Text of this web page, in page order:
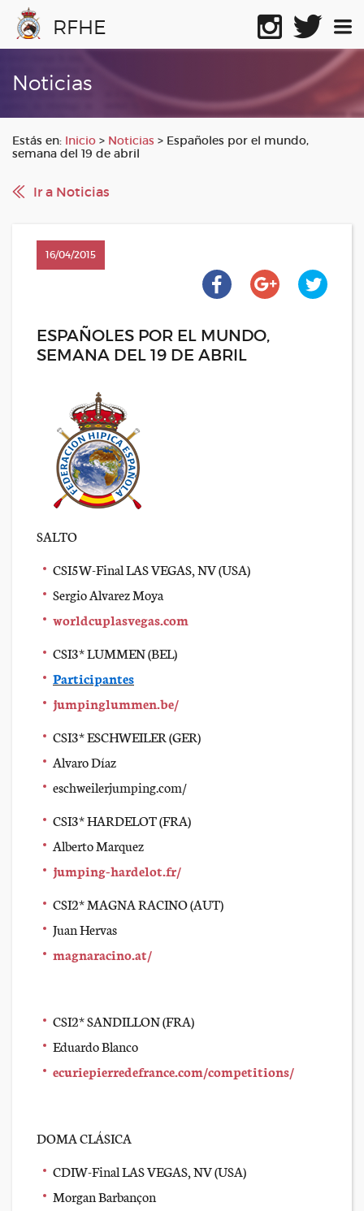
RFHE
Noticias
Estás en: Inicio > Noticias > Españoles por el mundo,
semana del 19 de abril
Ir a Noticias
16/04/2015
ESPAÑOLES POR EL MUNDO,
SEMANA DEL 19 DE ABRIL
SALTO
CSI5W-Final LAS VEGAS, NV (USA)
Sergio Alvarez Moya
worldcuplasvegas.com
CSI3* LUMMEN (BEL)
Participantes
jumpinglummen.be/
CSI3* ESCHWEILER (GER)
Alvaro Díaz
eschweilerjumping.com/
CSI3* HARDELOT (FRA)
Alberto Marquez
jumping-hardelot.fr/
CSI2* MAGNA RACINO (AUT)
Juan Hervas
magnaracino.at/
CSI2* SANDILLON (FRA)
Eduardo Blanco
ecuriepierredefrance.com/competitions/
DOMA CLÁSICA
CDIW-Final LAS VEGAS, NV (USA)
Morgan Barbançon